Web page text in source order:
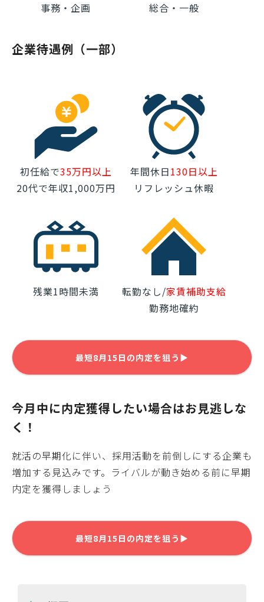
事務・企画 総合・一般
企業待遇例（一部）
初任給で35万円以上
20代で年収1,000万円
年間休日130日以上
リフレッシュ休暇
残業1時間未満 転勤なし/家賃補助支給
勤務地確約
最短8月15日 の内定を狙う▶
今月中に内定獲得したい場合はお見逃しな
く！
就活の早期化に伴い、採用活動を前倒しにする企業も
増加する見込みです。ライバルが動き始める前に早期
内定を獲得しましょう
最短8月15日 の内定を狙う▶